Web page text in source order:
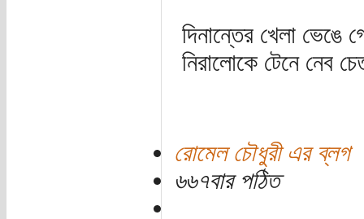
দিনান্তের খেলা ভেঙে
নিরালোকে টেনে নেব
রোমেল চৌধুরী এর ব্লগ
৬৬৭বার পঠিত